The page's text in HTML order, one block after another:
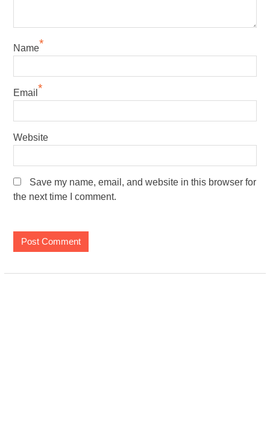
Name*
Email *
Website
Save my name, email, and website in this browser for
the next time I comment.